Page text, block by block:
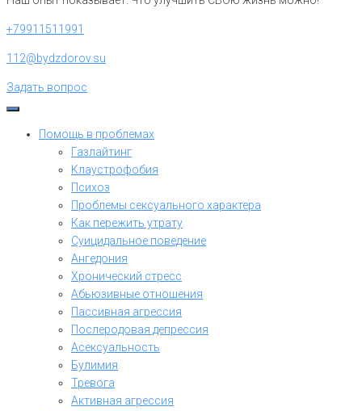
+79911511991
112@bydzdorov.su
Задать вопрос
Помощь в проблемах
Газлайтинг
Клаустрофобия
Психоз
Проблемы сексуального характера
Как пережить утрату
Суицидальное поведение
Ангедония
Хронический стресс
Абьюзивные отношения
Пассивная агрессия
Послеродовая депрессия
Асексуальность
Булимия
Тревога
Активная агрессия